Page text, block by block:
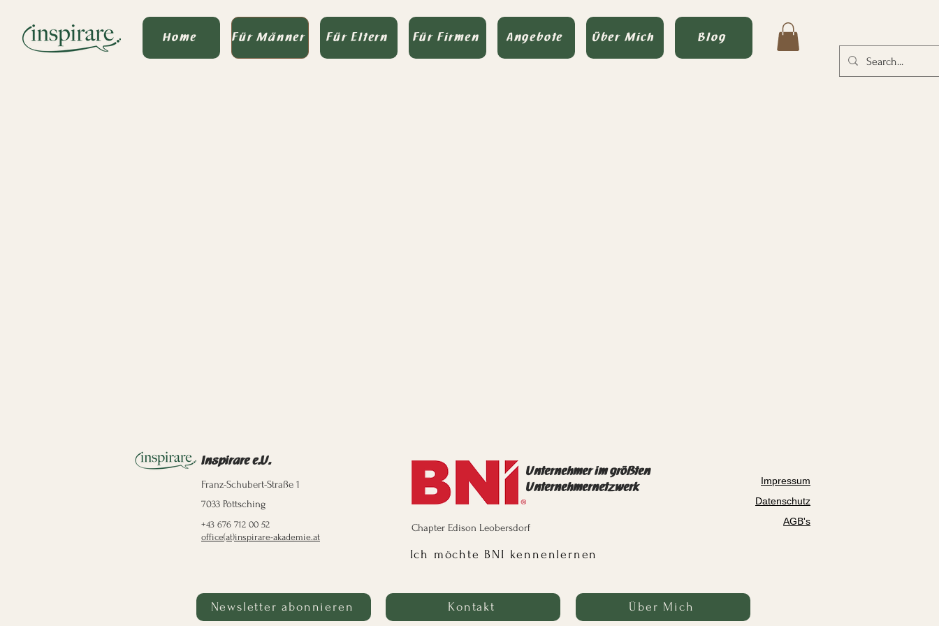
Home Für Männer Für Eltern Für Firmen Angebote Über Mich Blog
Inspirare e.U.
Franz-Schubert-Straße 1
7033 Pöttsching
+43 676 712 00 52
office(at)inspirare-akademie.at
Unternehmer im größten
Unternehmernetzwerk
Chapter Edison Leobersdorf
Ich möchte BNI kennenlernen
Impressum
Datenschutz
AGB's
Newsletter abonnieren Kontakt Über Mich